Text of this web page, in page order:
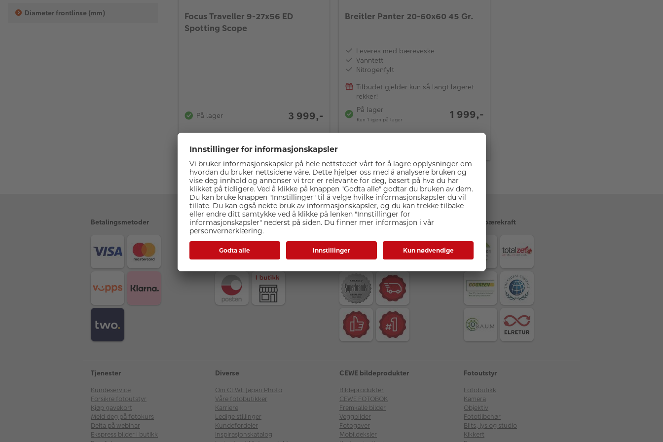
Diameter frontlinse (mm)
Focus Traveller 9-27x56 ED
Spotting Scope
På lager 3 999,-
LEGG I HANDLEKURV
Breitler Panter 20-60x60 45 Gr.
Leveres med bæreveske
Vanntett
Nitrogenfylt
Tilbudet gjelder kun så langt lageret
rekker!
På lager
Kun 1 igjen på lager 1 999,-
Betalingsmetoder Frakt Kvalitet og sikkerhet CEWE bærekraft
Tjenester
Kundeservice
Forsikre fotoutstyr
Kjøp gavekort
Meld deg på fotokurs
Delta på webinar
Ekspress bilder i butikk
Diverse
Om CEWE Japan Photo
Våre fotobutikker
Karriere
Ledige stillinger
Kundefordeler
Inspirasjonskatalog
CEWE bildeprodukter
Bildeprodukter
CEWE FOTOBOK
Fremkalle bilder
Veggbilder
Fotogaver
Mobildeksler
Fotoutstyr
Fotobutikk
Kamera
Objektiv
Fototilbehør
Blits, lys og studio
Kikkert